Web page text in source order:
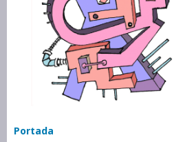
Portada